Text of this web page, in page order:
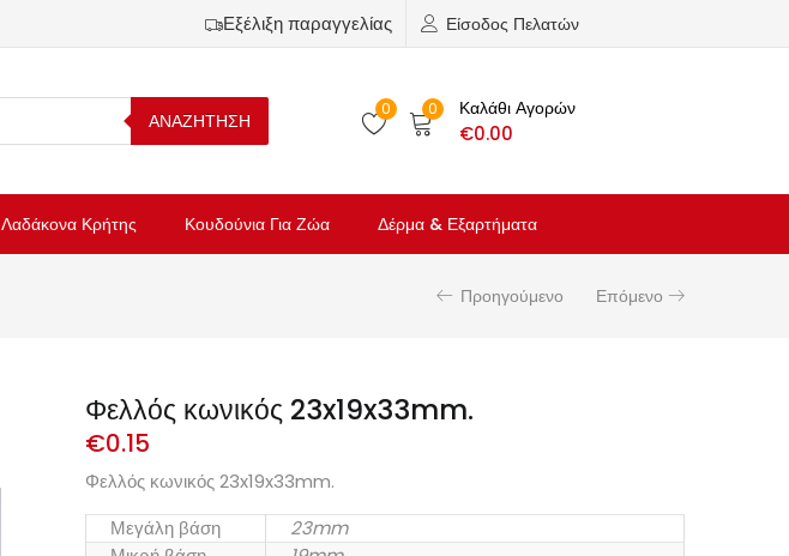
Εξέλιξη παραγγελίας Είσοδος Πελατών
ΑΝΑΖΗΤΗΣΗ
0 0 Καλάθι Αγορών
€0.00
Λαδάκονα Κρήτης Κουδούνια Για Ζώα Δέρμα & Εξαρτήματα
Προηγούμενο Επόμενο
Φελλός κωνικός 23x19x33mm.
€0.15
Φελλός κωνικός 23x19x33mm.
Μεγάλη βάση
23mm